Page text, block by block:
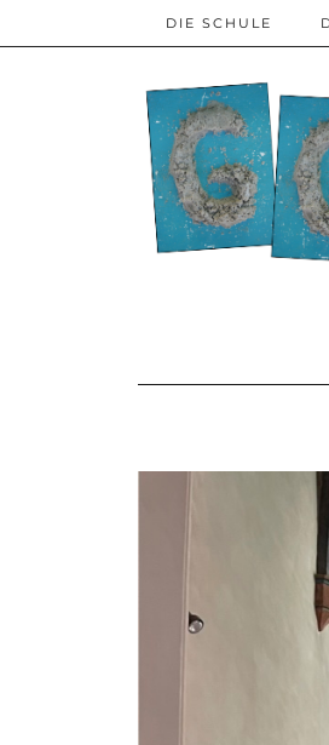
DIE SCHULE